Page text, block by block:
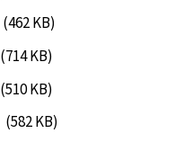
(462 KB)
(714 KB)
(510 KB)
(582 KB)